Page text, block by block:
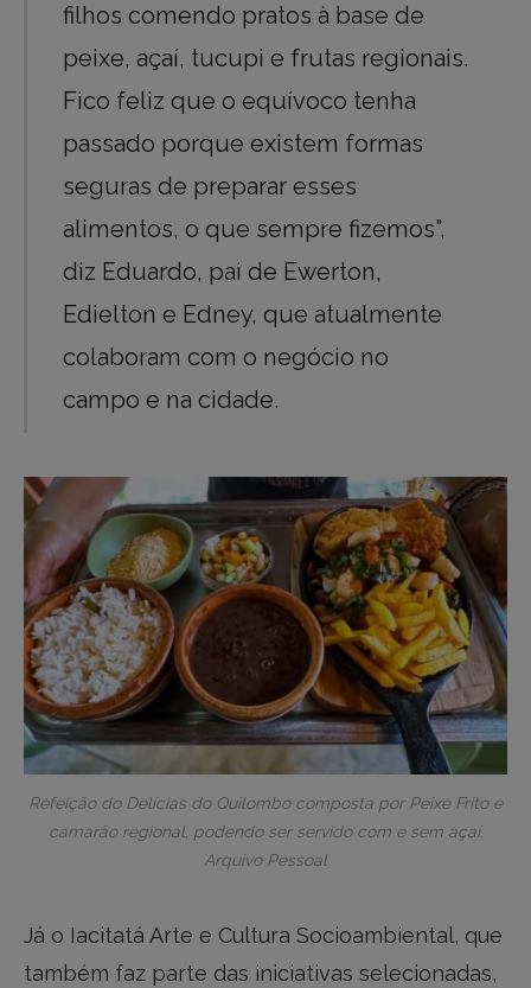
filhos comendo pratos à base de
peixe, açaí, tucupi e frutas regionais.
Fico feliz que o equívoco tenha
passado porque existem formas
seguras de preparar esses
alimentos, o que sempre fizemos”,
diz Eduardo, pai de Ewerton,
Edielton e Edney, que atualmente
colaboram com o negócio no
campo e na cidade.
Refeição do Delícias do Quilombo composta por Peixe Frito e
camarão regional, podendo ser servido com e sem açaí.
Arquivo Pessoal
Já o Iacitatá Arte e Cultura Socioambiental, que
também faz parte das iniciativas selecionadas,